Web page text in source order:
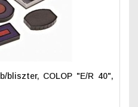
bliszter, COLOP "E/R 40",